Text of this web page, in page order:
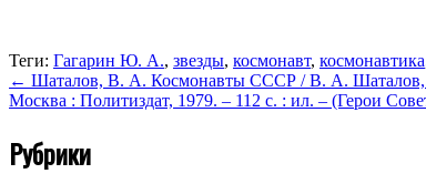
Теги: Гагарин Ю. А., звезды, космонавт, космонавтика
← Шаталов, В. А. Космонавты СССР / В. А. Шаталов,
Москва : Политиздат, 1979. – 112 с. : ил. – (Герои
Рубрики